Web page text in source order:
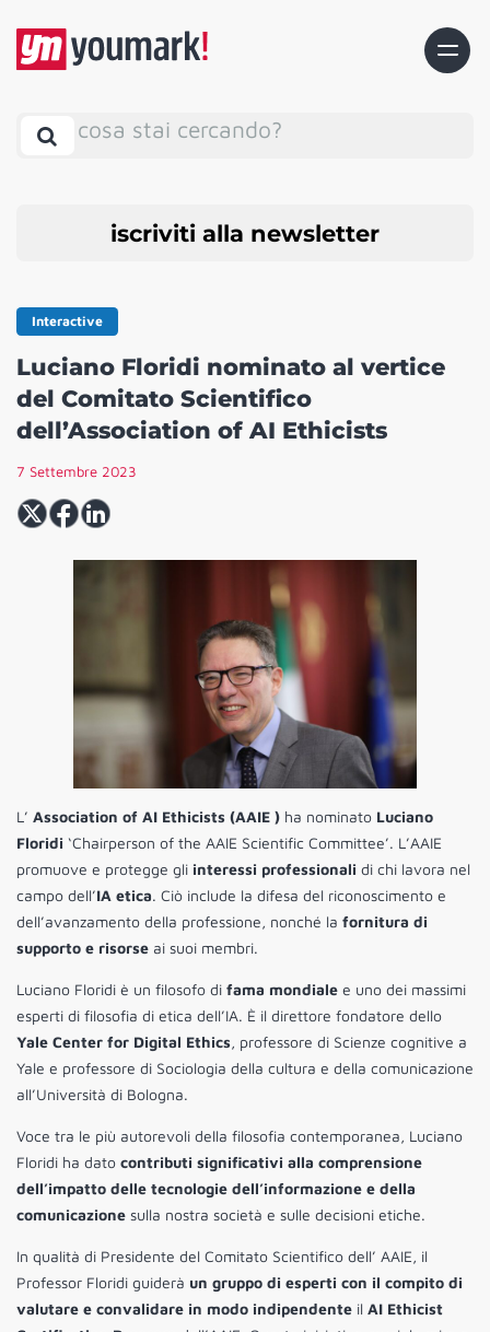
cosa stai cercando?
iscriviti alla newsletter
Interactive
Luciano Floridi nominato al vertice
del Comitato Scientifico
dell’Association of AI Ethicists
7 Settembre 2023
L’ Association of AI Ethicists (AAIE ) ha nominato Luciano
Floridi ‘Chairperson of the AAIE Scientific Committee’. L’AAIE
promuove e protegge gli interessi professionali di chi lavora nel
campo dell’IA etica. Ciò include la difesa del riconoscimento e
dell’avanzamento della professione, nonché la fornitura di
supporto e risorse ai suoi membri.
Luciano Floridi è un filosofo di fama mondiale e uno dei massimi
esperti di filosofia di etica dell’IA. È il direttore fondatore dello
Yale Center for Digital Ethics, professore di Scienze cognitive a
Yale e professore di Sociologia della cultura e della comunicazione
all’Università di Bologna.
Voce tra le più autorevoli della filosofia contemporanea, Luciano
Floridi ha dato contributi significativi alla comprensione
dell’impatto delle tecnologie dell’informazione e della
comunicazione sulla nostra società e sulle decisioni etiche.
In qualità di Presidente del Comitato Scientifico dell’ AAIE, il
Professor Floridi guiderà un gruppo di esperti con il compito di
valutare e convalidare in modo indipendente il AI Ethicist